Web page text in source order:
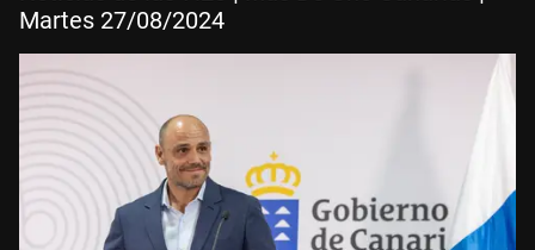
Martes 27/08/2024